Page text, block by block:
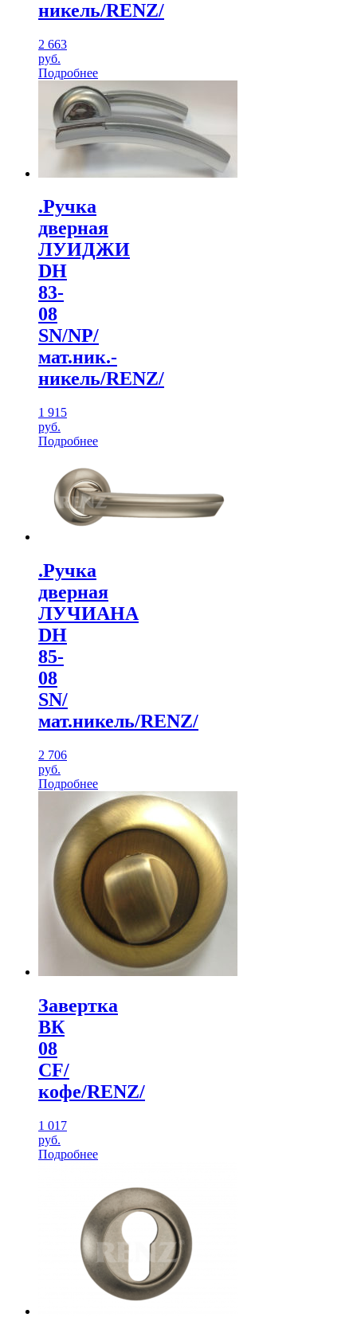
никель/RENZ/
2 663
руб.
Подробнее
.Ручка
дверная
ЛУИДЖИ
DH
83-
08
SN/NP/
мат.ник.-
никель/RENZ/
1 915
руб.
Подробнее
.Ручка
дверная
ЛУЧИАНА
DH
85-
08
SN/
мат.никель/RENZ/
2 706
руб.
Подробнее
Завертка
ВК
08
CF/
кофе/RENZ/
1 017
руб.
Подробнее